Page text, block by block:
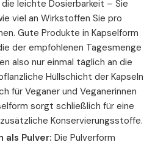
leichte Dosierbarkeit – Sie
viel an Wirkstoffen Sie pro
Gute Produkte in Kapselform
der empfohlenen Tagesmenge
also nur einmal täglich an die
Hüllschicht der Kapseln
für Veganer und Veganerinnen
sorgt schließlich für eine
Konservierungsstoffe.
als Pulver: Die Pulverform